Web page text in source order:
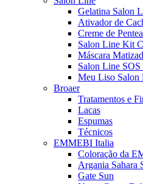
Gelatina Salon
Ativador de
Creme de
Salon Line Kit
Máscara
Salon Line SOS
Meu Liso Salon
Broaer
Tratamentos e
Lacas
Espumas
Técnicos
EMMEBI Italia
Coloração da
Argania Sahara
Gate Sun